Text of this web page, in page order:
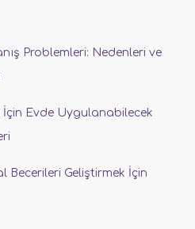
Problemleri: Nedenleri ve
İçin Evde Uygulanabilecek
Becerileri Geliştirmek İçin